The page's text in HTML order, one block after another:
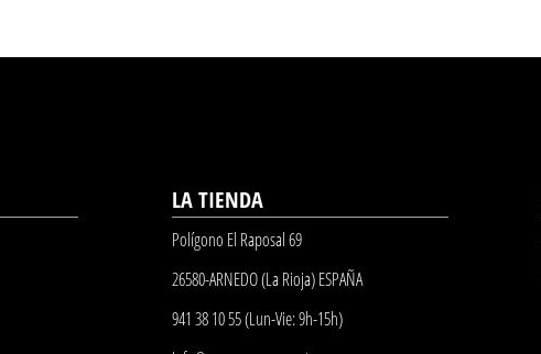
LA TIENDA
Polígono El Raposal 69
26580-ARNEDO (La Rioja) ESPAÑA
941 38 10 55 (Lun-Vie: 9h-15h)